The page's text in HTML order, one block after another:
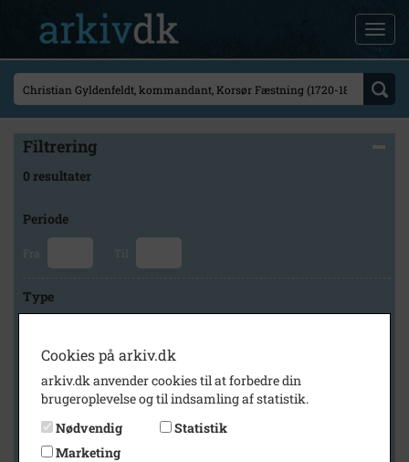
Filtrering
0 resultater
Periode
Fra Til
Type
Arkiv
Lokalhistorisk Arkiv for Korsør og Omegn
Cookies på arkiv.dk
arkiv.dk anvender cookies til at forbedre din
brugeroplevelse og til indsamling af statistik.
Nødvendig
Statistik
Marketing